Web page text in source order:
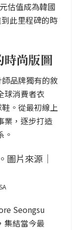
估值成為韓國
此里程碑的時
時尚版圖
品牌獨有的敘
球消費者衣
。從最初線上
業，逐步打造
。
Seongsu
集結當今最